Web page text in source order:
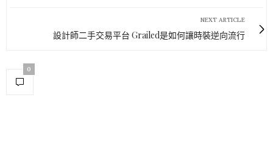
NEXT ARTICLE
設計師二手交易平台 Grailed是如何讓時裝逆向流行
0